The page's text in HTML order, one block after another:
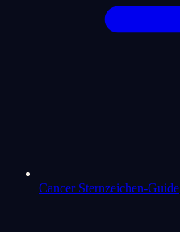
Cancer Sternzeichen-Guide